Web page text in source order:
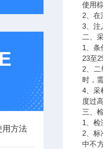
用方法
使用
2、在
3、注
二、
1、条
23至
2、
时，
4、采
度过
三、
1、检
2、标
中不